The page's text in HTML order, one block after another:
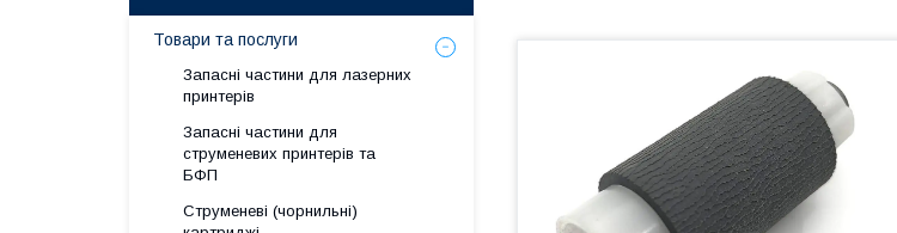
Товари та послуги
Запасні частини для лазерних
принтерів
Запасні частини для
струменевих принтерів та
БФП
Струменеві (чорнильні)